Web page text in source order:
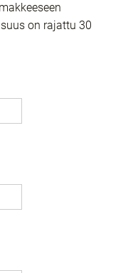
on rajattu 30